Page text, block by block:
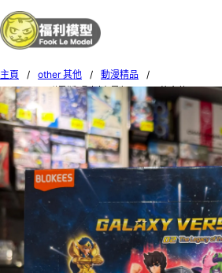
主頁 / other 其他 / 動漫精品
/
BLOKEES [群星版] 聖鬥士星矢 GV02 黃金傳承